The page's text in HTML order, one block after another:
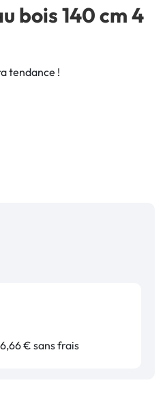
bois 140 cm 4
tendance !
€ sans frais